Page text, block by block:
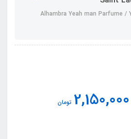
Alhambra Yeah man Parfume /
2,150,000 تومان